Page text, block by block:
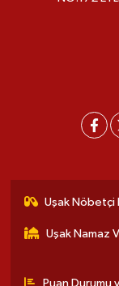
Uşak Nöbetçi
Uşak Namaz
Puan Durumu